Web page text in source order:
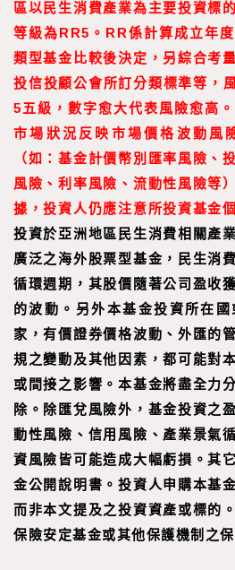
區以民生消費產業為主要投資標
等級為RR5。RR係計算成立年
類型基金比較後決定，另綜合考
投信投顧公會所訂分類標準等，
5五級，數字愈大代表風險愈高
市場狀況反映市場價格波動風
（如：基金計價幣別匯率風險、
風險、利率風險、流動性風險等
據，投資人仍應注意所投資基金
投資於亞洲地區民生消費相關產
廣泛之海外股票型基金，民生消
循環週期，其股價隨著公司盈收
的波動。另外本基金投資所在
家，有價證券價格波動、外匯的
規之變動及其他因素，都可能對
或間接之影響。本基金將盡全力
除。除匯兌風險外，基金投資之
動性風險、信用風險、產業景氣
資風險皆可能造成大幅虧損。其
金公開說明書。投資人申購本基
而非本文提及之投資資產或標的
保險安定基金或其他保護機制之保